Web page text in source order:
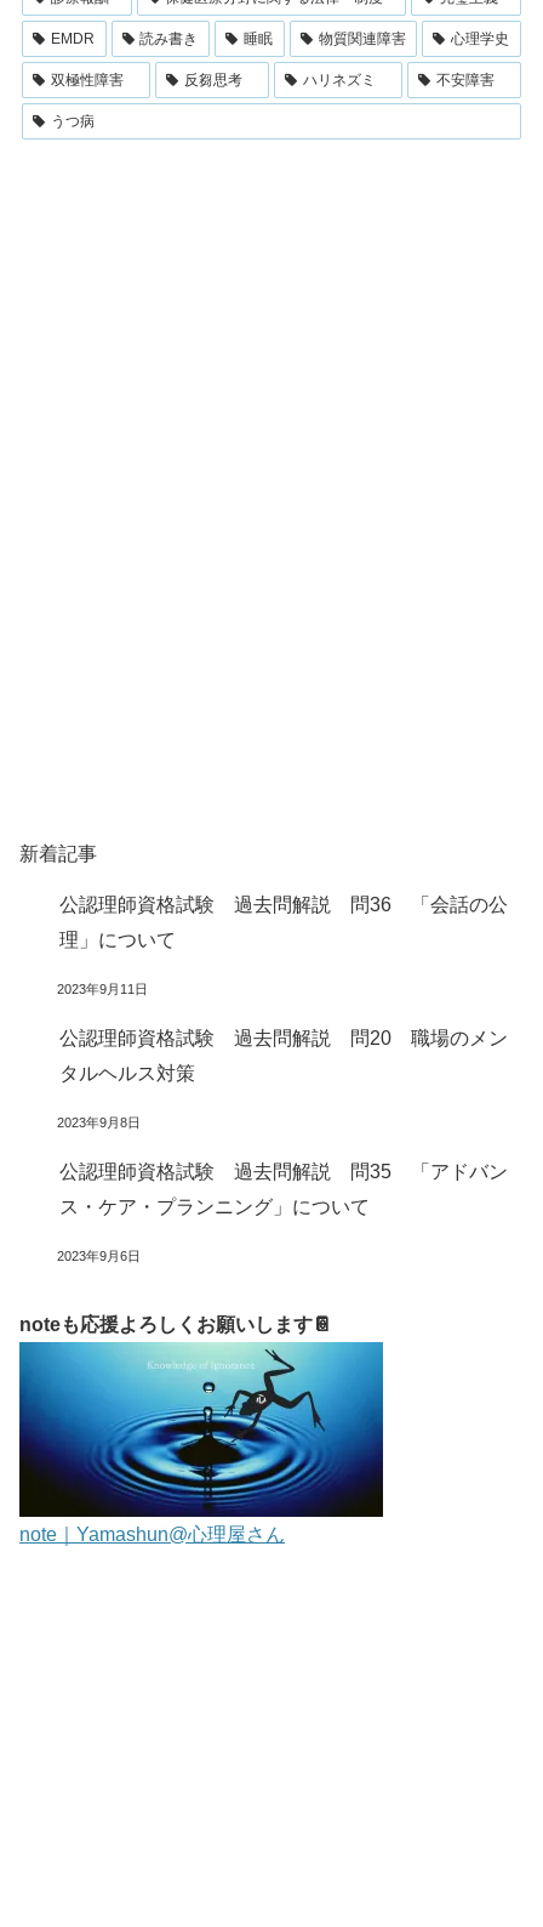
EMDR 読み書き 睡眠 物質関連障害 心理学史
双極性障害 反芻思考 ハリネズミ 不安障害
うつ病
新着記事
公認理師資格試験 過去問解説 問36 「会話の公
理」について
2023年9月11日
公認理師資格試験 過去問解説 問20 職場のメン
タルヘルス対策
2023年9月8日
公認理師資格試験 過去問解説 問35 「アドバン
ス・ケア・プランニング」について
2023年9月6日
noteも応援よろしくお願いします📔
note｜Yamashun@心理屋さん